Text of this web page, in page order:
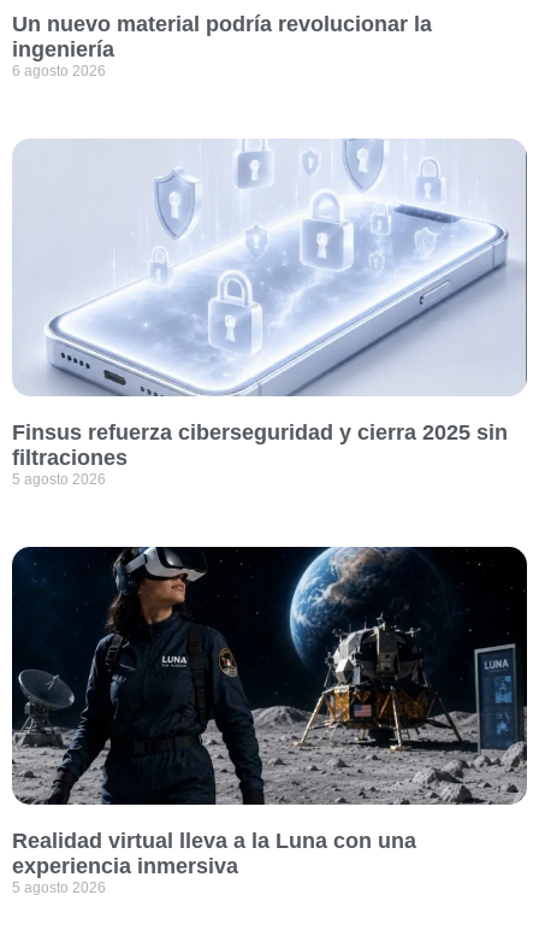
Un nuevo material podría revolucionar la
ingeniería
6 agosto 2026
Finsus refuerza ciberseguridad y cierra 2025 sin
filtraciones
5 agosto 2026
Realidad virtual lleva a la Luna con una
experiencia inmersiva
5 agosto 2026